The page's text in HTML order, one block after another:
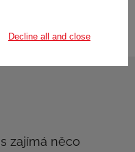
Decline all and close
zajímá něco